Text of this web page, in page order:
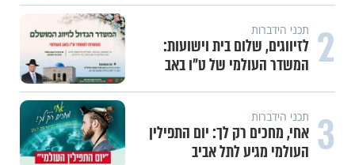
2 תכני הידברות
לזיווגים, שלום בית וישועות:
המשדר העולמי של ט"ו באב
3 תכני הידברות
אחי, מחכים רק לך: יום התפילין
העולמי מגיע לתל אביב